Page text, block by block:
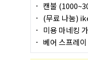
캔불
(무료 나눔)
미용 마네킹
베어 스프레